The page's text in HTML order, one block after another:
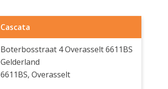
Cascata
Boterbosstraat 4 Overasselt 6611BS
Gelderland
6611BS, Overasselt